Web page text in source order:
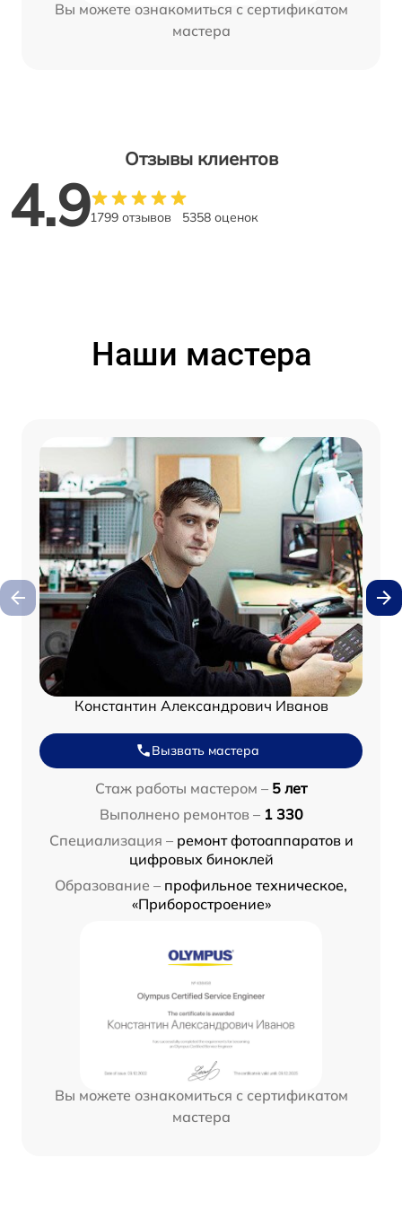
Вы можете ознакомиться с сертификатом
мастера
Отзывы клиентов
4.91799 отзывов 5358 оценок
Наши мастера
Константин Александрович Иванов
Вызвать мастера
Стаж работы мастером – 5 лет
Выполнено ремонтов – 1 330
Специализация – ремонт фотоаппаратов и
цифровых биноклей
Образование – профильное техническое,
«Приборостроение»
Вы можете ознакомиться с сертификатом
мастера